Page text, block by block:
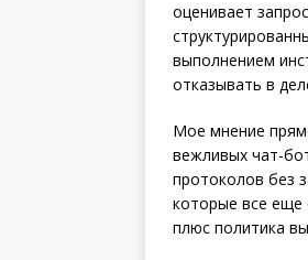
оценивает
выполнением
отказывать в
Мое мнение
вежливых чат-
протоколов без
которые все еще
плюс политика